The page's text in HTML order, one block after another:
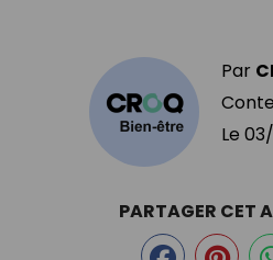
Par
Le
PARTAGER CET